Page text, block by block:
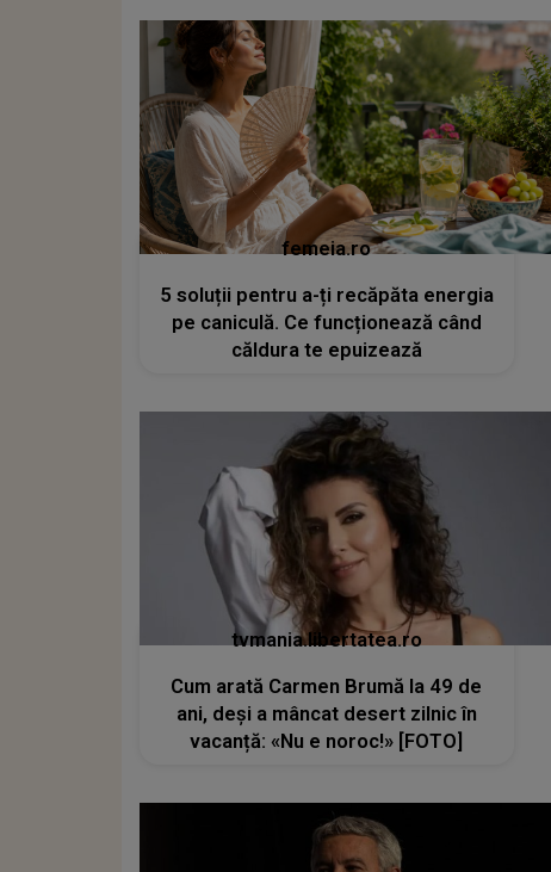
femeia.ro
5 soluții pentru a-ți recăpăta energia
pe caniculă. Ce funcționează când
căldura te epuizează
tvmania.libertatea.ro
Cum arată Carmen Brumă la 49 de
ani, deși a mâncat desert zilnic în
vacanță: «Nu e noroc!» [FOTO]